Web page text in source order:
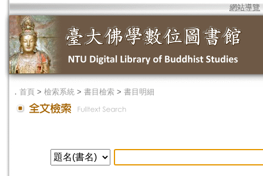
網站導覽
． 首頁 > 檢索系統 > 書目檢索 > 書目明細